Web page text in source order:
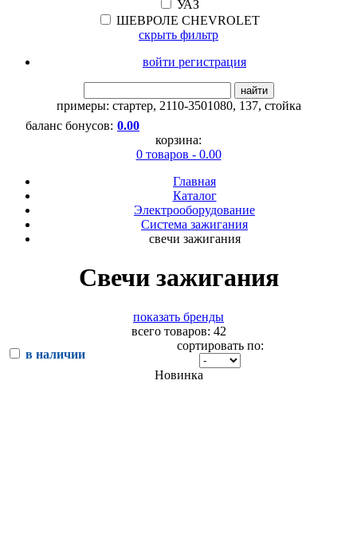
УАЗ
ШЕВРОЛЕ CHEVROLET
скрыть фильтр
войти регистрация
найти
примеры: стартер, 2110-3501080, 137, стойка
баланс бонусов: 0.00
корзина:
0 товаров - 0.00
Главная
Каталог
Электрооборудование
Система зажигания
свечи зажигания
Свечи зажигания
показать бренды
всего товаров: 42
в наличии
сортировать по:
Новинка